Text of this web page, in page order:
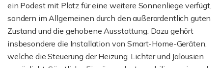
ein Podest mit Platz für eine weitere Sonnenliege verfügt,
sondern im Allgemeinen durch den außerordentlich guten
Zustand und die gehobene Ausstattung. Dazu gehört
insbesondere die Installation von Smart-Home-Geräten,
welche die Steuerung der Heizung, Lichter und Jalousien